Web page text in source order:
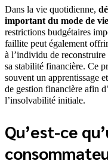
Dans la vie quotidienne,
important du mode de vie
restrictions budgétaires
faillite peut également
à l’individu de
sa stabilité financière. Ce
souvent un apprentissage
de gestion financière afin
l’insolvabilité initiale.
Qu’est-ce